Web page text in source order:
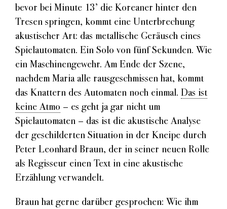
bevor bei Minute 13’ die Koreaner hinter den
Tresen springen, kommt eine Unterbrechung
akustischer Art: das metallische Geräusch eines
Spielautomaten. Ein Solo von fünf Sekunden. Wie
ein Maschinengewehr. Am Ende der Szene,
nachdem Maria alle rausgeschmissen hat, kommt
das Knattern des Automaten noch einmal. Das ist
keine Atmo – es geht ja gar nicht um
Spielautomaten – das ist die akustische Analyse
der geschilderten Situation in der Kneipe durch
Peter Leonhard Braun, der in seiner neuen Rolle
als Regisseur einen Text in eine akustische
Erzählung verwandelt.
Braun hat gerne darüber gesprochen: Wie ihm